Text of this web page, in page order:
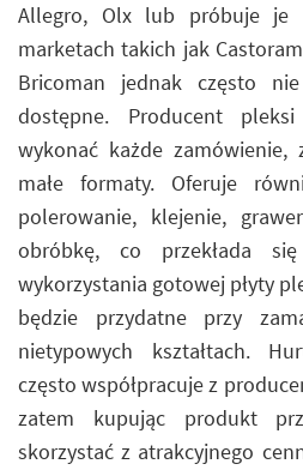
Allegro, Olx lub próbuje je
marketach takich jak
Bricoman jednak często
dostępne. Producent
wykonać każde
małe formaty. Oferuje
polerowanie, klejenie,
obróbkę, co przekłada
wykorzystania gotowej płyty
będzie przydatne przy
nietypowych kształtach.
często współpracuje z
zatem kupując produkt
skorzystać z atrakcyjnego